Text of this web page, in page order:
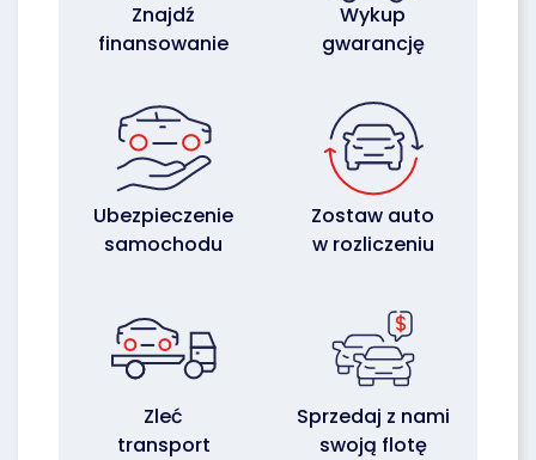
Znajdź
finansowanie
Wykup
gwarancję
Ubezpieczenie
samochodu
Zostaw auto
w rozliczeniu
Zleć
transport
Sprzedaj z nami
swoją flotę